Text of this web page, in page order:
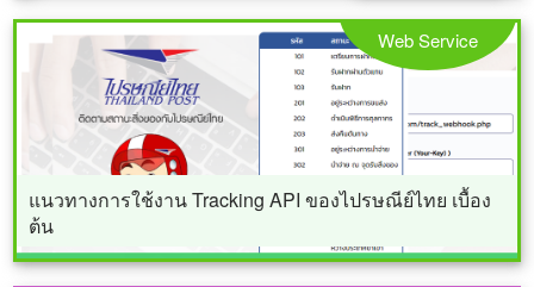
แนวทางการใช้งาน Tracking API ของไปรษณีย์ไทย เบื้อง
ต้น
Web Service